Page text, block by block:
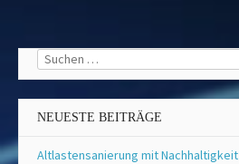
Suchen
nach:
NEUESTE BEITRÄGE
Altlastensanierung mit Nachhaltigkeit